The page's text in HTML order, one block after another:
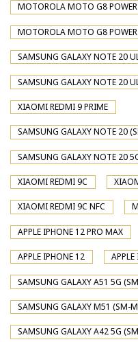
MOTOROLA MOTO G8
MOTOROLA MOTO G8 POWER
SAMSUNG GALAXY NOTE 20
SAMSUNG GALAXY NOTE 20
XIAOMI REDMI 9 PRIME
SAMSUNG GALAXY NOTE 20
SAMSUNG GALAXY NOTE 20
XIAOMI REDMI 9C
XIAOMI REDMI 9C NFC
APPLE IPHONE 12 PRO MAX
APPLE IPHONE 12
SAMSUNG GALAXY A51 5G
SAMSUNG GALAXY M51 (SM-
SAMSUNG GALAXY A42 5G